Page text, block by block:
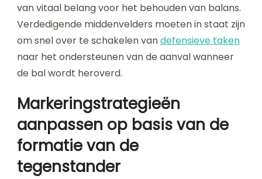
van vitaal belang voor het behouden van balans.
Verdedigende middenvelders moeten in staat zijn
om snel over te schakelen vandefensieve taken
naar het ondersteunen van de aanval wanneer
de bal wordt heroverd.
Markeringstrategieën
aanpassen op basis van de
formatie van de
tegenstander